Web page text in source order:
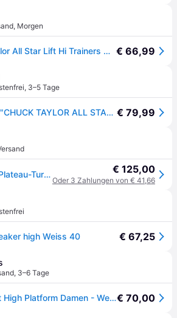
, Morgen
Converse Chuck Taylor All Star Lift Hi Trainers Weiß EU 42 Frau € 66,99
, 3–5 Tage
Sneaker CONVERSE "CHUCK TAYLOR ALL STAR PLATFORM CANVAS", Damen, Gr. 42, weiß, Textil, Schuhe Sneaker € 79,99
Converse Converse Plateau-Turnschuh mit hohem Schaft € 125,00
Oder 3 Zahlungen von € 41,66
high Weiss 40 € 67,25
, 3–6 Tage
Converse All Star Lift High Platform Damen - Weiss - Womens, Weiss - 41.5€ 70,00